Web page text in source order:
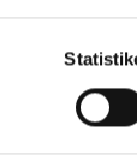
plan
de plaisir